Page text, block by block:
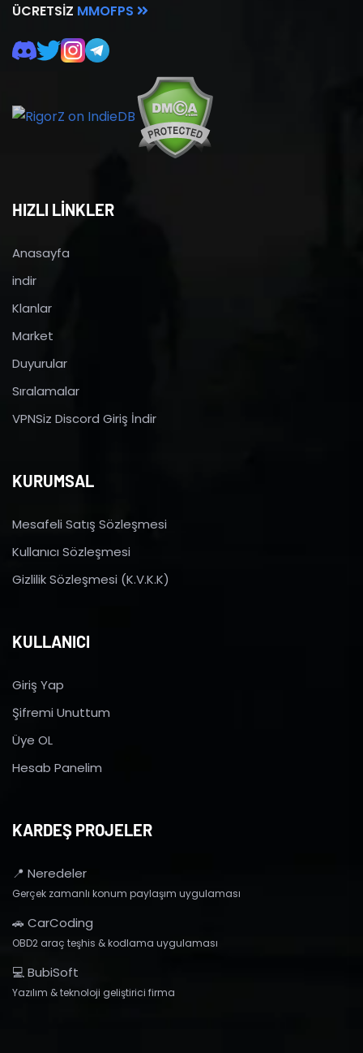
ÜCRETSIZ MMOFPS
HIZLI LİNKLER
Anasayfa
indir
Klanlar
Market
Duyurular
Sıralamalar
VPNSiz Discord Giriş İndir
KURUMSAL
Mesafeli Satış Sözleşmesi
Kullanıcı Sözleşmesi
Gizlilik Sözleşmesi (K.V.K.K)
KULLANICI
Giriş Yap
Şifremi Unuttum
Üye OL
Hesab Panelim
KARDEŞ PROJELER
📍 Neredeler
Gerçek zamanlı konum paylaşım uygulaması
🚗 CarCoding
OBD2 araç teşhis & kodlama uygulaması
💻 BubiSoft
Yazılım & teknoloji geliştirici firma